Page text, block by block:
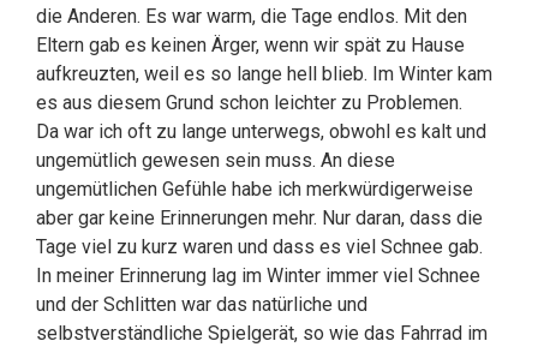
die Anderen. Es war warm, die Tage endlos. Mit den
Eltern gab es keinen Ärger, wenn wir spät zu Hause
aufkreuzten, weil es so lange hell blieb. Im Winter kam
es aus diesem Grund schon leichter zu Problemen.
Da war ich oft zu lange unterwegs, obwohl es kalt und
ungemütlich gewesen sein muss. An diese
ungemütlichen Gefühle habe ich merkwürdigerweise
aber gar keine Erinnerungen mehr. Nur daran, dass die
Tage viel zu kurz waren und dass es viel Schnee gab.
In meiner Erinnerung lag im Winter immer viel Schnee
und der Schlitten war das natürliche und
selbstverständliche Spielgerät, so wie das Fahrrad im